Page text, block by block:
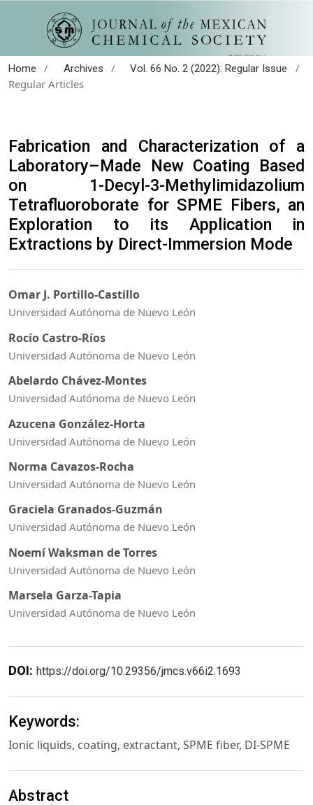
Home / Archives / Vol. 66 No. 2 (2022): Regular Issue
/
Regular Articles
Fabrication and Characterization of a
Laboratory–Made New Coating Based
on 1-Decyl-3-Methylimidazolium
Tetrafluoroborate for SPME Fibers, an
Exploration to its Application in
Extractions by Direct-Immersion Mode
Omar J. Portillo-Castillo
Universidad Autónoma de Nuevo León
Rocío Castro-Ríos
Universidad Autónoma de Nuevo León
Abelardo Chávez-Montes
Universidad Autónoma de Nuevo León
Azucena González-Horta
Universidad Autónoma de Nuevo León
Norma Cavazos-Rocha
Universidad Autónoma de Nuevo León
Graciela Granados-Guzmán
Universidad Autónoma de Nuevo León
Noemí Waksman de Torres
Universidad Autónoma de Nuevo León
Marsela Garza-Tapia
Universidad Autónoma de Nuevo León
DOI: https://doi.org/10.29356/jmcs.v66i2.1693
Keywords:
Ionic liquids, coating, extractant, SPME fiber, DI-SPME
Abstract